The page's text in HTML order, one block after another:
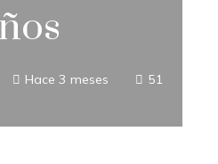
Hace 3 meses 51